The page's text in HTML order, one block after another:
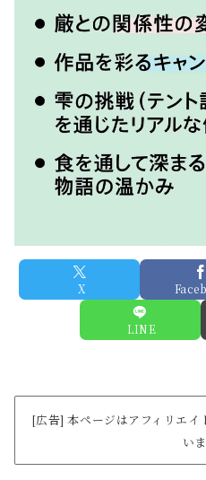
X
LINE
[広告] 本ページはアフィリエ
い